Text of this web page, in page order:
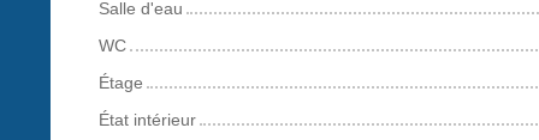
Salle d'eau
WC
Étage
État intérieur